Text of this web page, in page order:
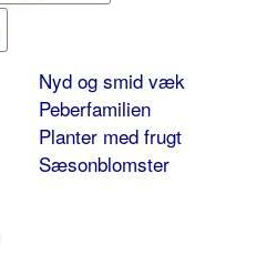
Nyd og smid væk
Peberfamilien
Planter med frugt
Sæsonblomster